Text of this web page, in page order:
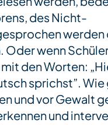
des Nicht-
wenn
den Worten:
sprichst”. Wie
und vor Gewalt
und